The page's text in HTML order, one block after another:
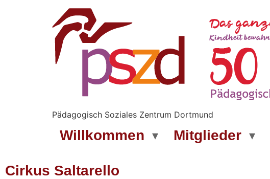
Pädagogisch Soziales Zentrum Dortmund
Willkommen Mitglieder
Cirkus Saltarello